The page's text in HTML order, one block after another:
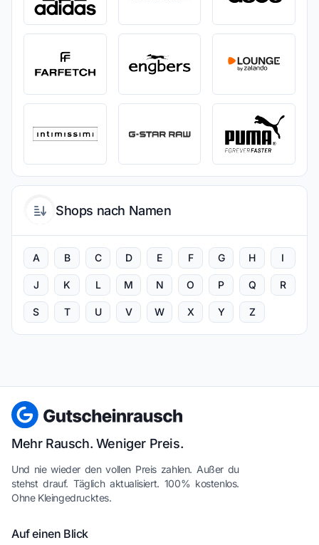
Shops nach Namen
A B C D E F G H I
J K L M N O P Q R
S T U V W X Y Z
Mehr Rausch. Weniger Preis.
Und nie wieder den vollen Preis zahlen. Außer du
stehst drauf. Täglich aktualisiert. 100% kostenlos.
Ohne Kleingedrucktes.
Auf einen Blick